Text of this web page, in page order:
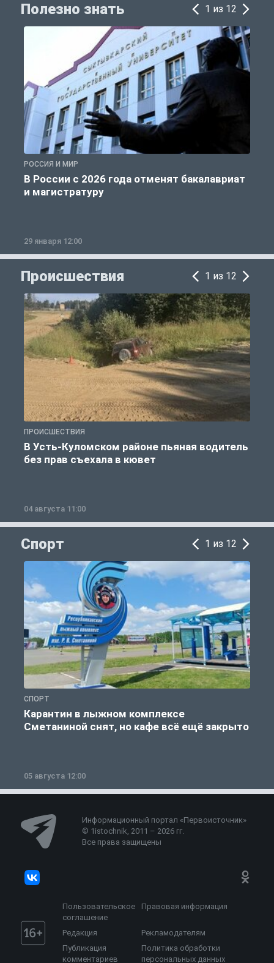
Полезно знать 1 из 12
РОССИЯ И МИР
В России с 2026 года отменят бакалавриат
и магистратуру
29 января 12:00
Происшествия 1 из 12
ПРОИСШЕСТВИЯ
В Усть-Куломском районе пьяная водитель
без прав съехала в кювет
04 августа 11:00
Спорт 1 из 12
СПОРТ
Карантин в лыжном комплексе
Сметаниной снят, но кафе всё ещё закрыто
05 августа 12:00
Информационный портал «Первоисточник»
© 1istochnik, 2011 – 2026 гг.
Все права защищены
Пользовательское
соглашение
Правовая информация
Редакция
Рекламодателям
Публикация
комментариев
Политика обработки
персональных данных